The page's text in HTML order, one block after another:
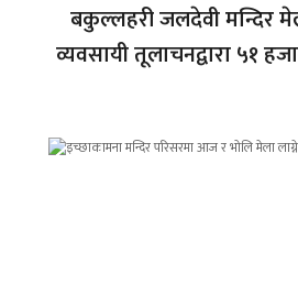
बकुल्लहरी जलदेवी मन्दिर
व्यवसायी तूलाचनद्वारा ५१